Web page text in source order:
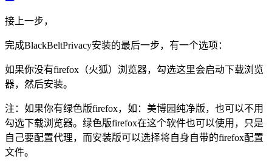
接上一步，
完成BlackBeltPrivacy安装的最后一步，有一个选项：
如果你没有firefox（火狐）浏览器，勾选这里会启动下载浏览
器，然后安装。
注：如果你有绿色版firefox，如：美博园纯净版，也可以不用
勾选下载浏览器。绿色版firefox在这个软件也可以使用，只是
自己要配置代理，而安装版可以选择将自身自带的firefox配置
文件。